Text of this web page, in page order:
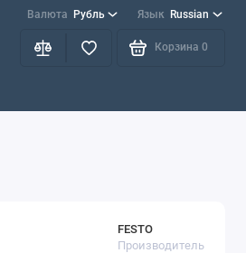
Валюта Рубль Язык Russian
Корзина 0
FESTO
Производитель